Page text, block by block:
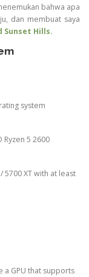
bahwa apa
dan membuat saya
Sunset Hills.
system
Ryzen 5 2600
5700 XT with at least
a GPU that supports